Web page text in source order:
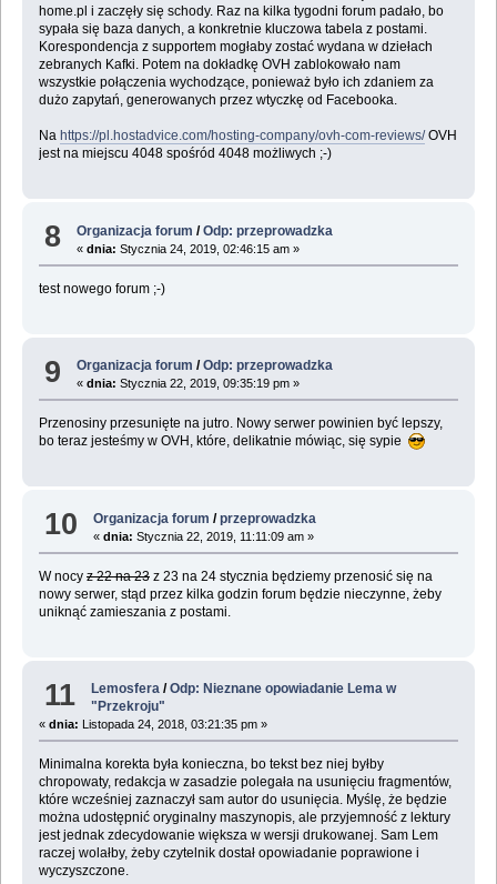
home.pl i zaczęły się schody. Raz na kilka tygodni forum padało, bo
sypała się baza danych, a konkretnie kluczowa tabela z postami.
Korespondencja z supportem mogłaby zostać wydana w dziełach
zebranych Kafki. Potem na dokładkę OVH zablokowało nam
wszystkie połączenia wychodzące, ponieważ było ich zdaniem za
dużo zapytań, generowanych przez wtyczkę od Facebooka.
Na https://pl.hostadvice.com/hosting-company/ovh-com-reviews/OVH
jest na miejscu 4048 spośród 4048 możliwych ;-)
8 Organizacja forum /Odp: przeprowadzka
«dnia: Stycznia 24, 2019, 02:46:15 am »
test nowego forum ;-)
9 Organizacja forum /Odp: przeprowadzka
«dnia: Stycznia 22, 2019, 09:35:19 pm »
Przenosiny przesunięte na jutro. Nowy serwer powinien być lepszy,
bo teraz jesteśmy w OVH, które, delikatnie mówiąc, się sypie
10 Organizacja forum /przeprowadzka
«dnia: Stycznia 22, 2019, 11:11:09 am »
W nocy z 22 na 23z 23 na 24 stycznia będziemy przenosić się na
nowy serwer, stąd przez kilka godzin forum będzie nieczynne, żeby
uniknąć zamieszania z postami.
11 Lemosfera /Odp: Nieznane opowiadanie Lema w
"Przekroju"
« dnia: Listopada 24, 2018, 03:21:35 pm »
Minimalna korekta była konieczna, bo tekst bez niej byłby
chropowaty, redakcja w zasadzie polegała na usunięciu fragmentów,
które wcześniej zaznaczył sam autor do usunięcia. Myślę, że będzie
można udostępnić oryginalny maszynopis, ale przyjemność z lektury
jest jednak zdecydowanie większa w wersji drukowanej. Sam Lem
raczej wolałby, żeby czytelnik dostał opowiadanie poprawione i
wyczyszczone.